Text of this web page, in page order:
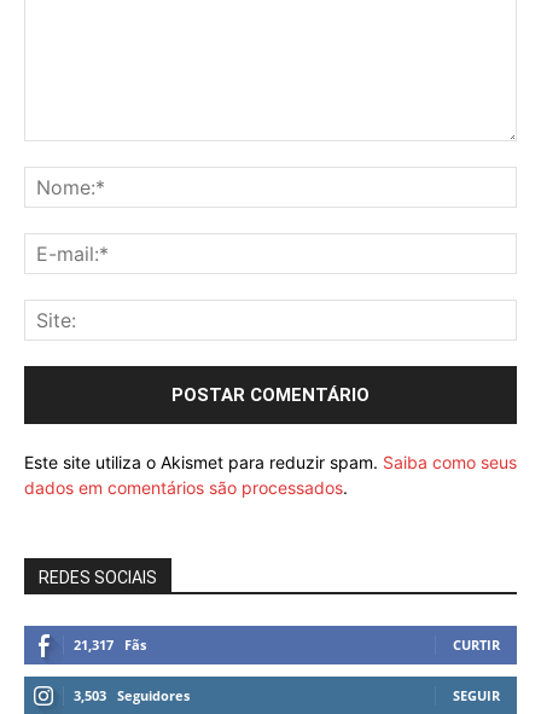
Este site utiliza o Akismet para reduzir spam. Saiba como seus
dados em comentários são processados.
REDES SOCIAIS
21,317 Fãs CURTIR
3,503 Seguidores SEGUIR